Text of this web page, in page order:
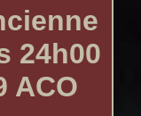
24h00
ACO